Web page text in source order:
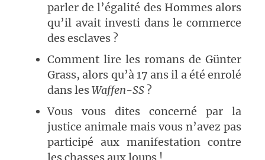
parler de l’égalité des Hommes alors
qu’il avait investi dans le commerce
des esclaves ?
Comment lire les romans de Günter
Grass, alors qu’à 17 ans il a été enrolé
dans lesWaffen-SS ?
Vous vous dites concerné par la
justice animale mais vous n’avez pas
participé aux manifestation contre